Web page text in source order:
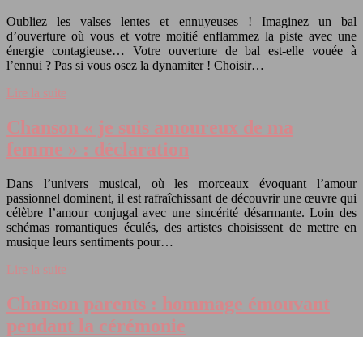
Oubliez les valses lentes et ennuyeuses ! Imaginez un bal
d’ouverture où vous et votre moitié enflammez la piste avec une
énergie contagieuse… Votre ouverture de bal est-elle vouée à
l’ennui ? Pas si vous osez la dynamiter ! Choisir…
Lire la suite
Chanson « je suis amoureux de ma
femme » : déclaration
Dans l’univers musical, où les morceaux évoquant l’amour
passionnel dominent, il est rafraîchissant de découvrir une œuvre qui
célèbre l’amour conjugal avec une sincérité désarmante. Loin des
schémas romantiques éculés, des artistes choisissent de mettre en
musique leurs sentiments pour…
Lire la suite
Chanson parents : hommage émouvant
pendant la cérémonie